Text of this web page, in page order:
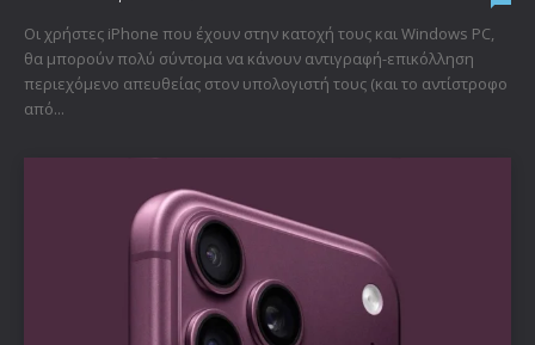
Οι χρήστες iPhone που έχουν στην κατοχή τους και Windows PC,
θα μπορούν πολύ σύντομα να κάνουν αντιγραφή-επικόλληση
περιεχόμενο απευθείας στον υπολογιστή τους (και το αντίστροφο
από...